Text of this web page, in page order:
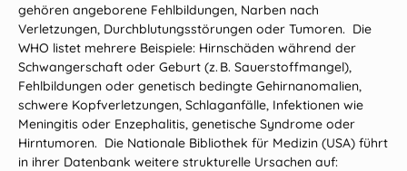
gehören angeborene Fehlbildungen, Narben nach
Verletzungen, Durchblutungsstörungen oder Tumoren. Die
WHO listet mehrere Beispiele: Hirnschäden während der
Schwangerschaft oder Geburt (z. B. Sauerstoffmangel),
Fehlbildungen oder genetisch bedingte Gehirnanomalien,
schwere Kopfverletzungen, Schlaganfälle, Infektionen wie
Meningitis oder Enzephalitis, genetische Syndrome oder
Hirntumoren. Die Nationale Bibliothek für Medizin (USA) führt
in ihrer Datenbank weitere strukturelle Ursachen auf: